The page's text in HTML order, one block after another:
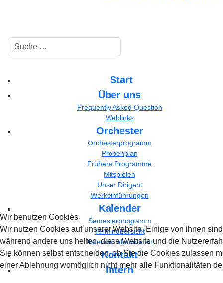
Suchen
Start
Über uns
Frequently Asked Question
Weblinks
Orchester
Orchesterprogramm
Probenplan
Frühere Programme
Mitspielen
Unser Dirigent
Werkeinführungen
Kalender
Semesterprogramm
Terminübersicht
Kalender abonnieren
Kontakt
Intern
Wir benutzen Cookies
Wir nutzen Cookies auf unserer Website. Einige von ihnen
während andere uns helfen, diese Website und die
Sie können selbst entscheiden, ob Sie die Cookies zulassen
einer Ablehnung womöglich nicht mehr alle Funktionalitäten